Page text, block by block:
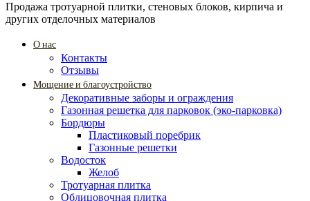
Продажа тротуарной плитки, стеновых блоков, кирпича и
других отделочных материалов
О нас
Контакты
Отзывы
Мощение и благоустройство
Декоративные заборы и ограждения
Газонная решетка для парковок (эко-парковка)
Бордюры
Пластиковый поребрик
Газонные решетки
Водосток
Желоб
Тротуарная плитка
Облицовочная плитка